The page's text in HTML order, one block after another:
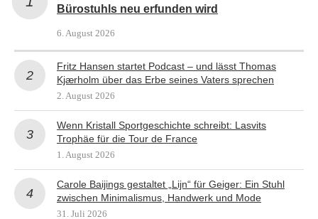
Bürostuhls neu erfunden wird
6. August 2026
Fritz Hansen startet Podcast – und lässt Thomas
Kjærholm über das Erbe seines Vaters sprechen
2. August 2026
Wenn Kristall Sportgeschichte schreibt: Lasvits
Trophäe für die Tour de France
1. August 2026
Carole Baijings gestaltet „Lijn“ für Geiger: Ein Stuhl
zwischen Minimalismus, Handwerk und Mode
31. Juli 2026